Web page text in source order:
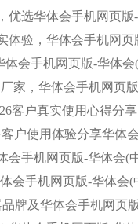
客户真实使用心得分享